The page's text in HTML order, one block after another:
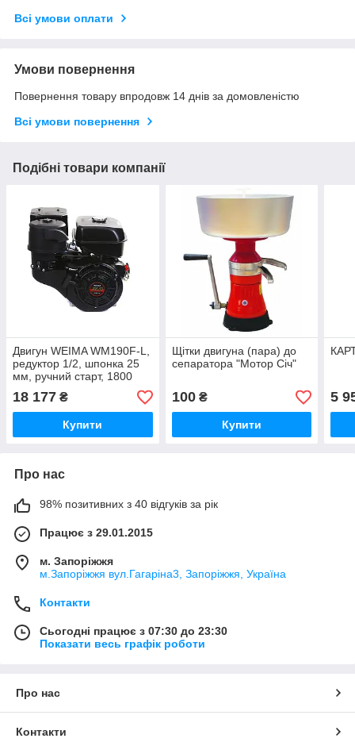
Всі умови оплати
Умови повернення
Повернення товару впродовж 14 днів за домовленістю
Всі умови повернення
Подібні товари компанії
Двигун WEIMA WM190F-L,
редуктор 1/2, шпонка 25
мм, ручний старт, 1800
об./хв, 16 к.с.
18 177 ₴
Купити
Щітки двигуна (пара) до
сепаратора "Мотор Січ"
100₴
Купити
5
Про нас
98% позитивних з 40 відгуків за рік
Працює з 29.01.2015
м. Запоріжжя
м.Запоріжжя вул.Гагаріна3, Запоріжжя, Україна
Контакти
Сьогодні працює з 07:30 до 23:30
Показати весь графік роботи
Про нас
Контакти